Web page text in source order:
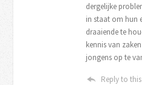
dergelijke
in staat om hun
draaiende te
kennis van
jongens op te
Reply to